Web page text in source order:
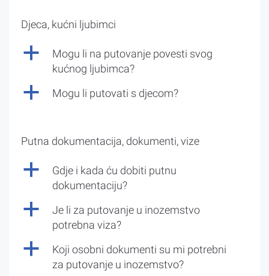
Djeca, kućni ljubimci
a
Mogu li na putovanje povesti svog
kućnog ljubimca?
a Mogu li putovati s djecom?
Putna dokumentacija, dokumenti, vize
a
Gdje i kada ću dobiti putnu
dokumentaciju?
a
Je li za putovanje u inozemstvo
potrebna viza?
a
Koji osobni dokumenti su mi potrebni
za putovanje u inozemstvo?